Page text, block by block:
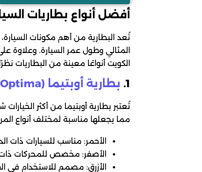
أفضل أنواع بطاريات
تُعد البطارية من أهم مكونات السيارة،
المثالي وطول عمر السيارة. وعلاوة
الكويت أنواعًا معينة من البطاريات
1. بطارية أوبتيما (Optima)
تُعتبر بطارية أوبتيما من أكثر
مما يجعلها مناسبة لمختلف أنواع
الأحمر: مناسب للسيارات ذات
الأصفر: مخصص للمحركات ذات
الأزرق: مصمم للاستخدام في